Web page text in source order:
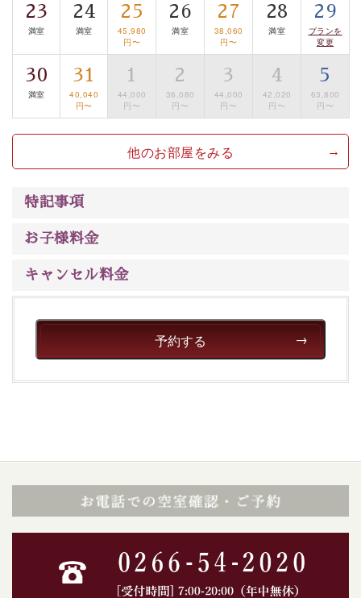
■諏訪大社4社を巡る無料参拝バス
豊富な知識を持ったドライバー兼ガイドが諏訪大社をご
案内します。事前ご予約制ですので、ご利用ご希望の方
は【3日前まで】にお電話ください。
※交通規制などにより運行できない日がございます
※年末年始及び御柱祭前後は運行しておりません
以上がプラン内容です。
上諏訪温泉“しんゆ”なら諏訪大社など歴史ある諏訪の街
で心癒されます。 清らかな源泉、自然の恵みあるお食
いただける、美しく癒される宿で贅沢に幸せのときを安
23
満室
24
満室
25
45,980
円〜
26
満室
27
38,060
円〜
28
満室
29
プランを
変更
30
満室
31
40,040
円〜
1
44,000
円〜
2
36,080
円〜
3
44,000
円〜
4
42,020
円〜
5
63,800
円〜
他のお部屋をみる
特記事項
お子様料金
キャンセル料金
予約する